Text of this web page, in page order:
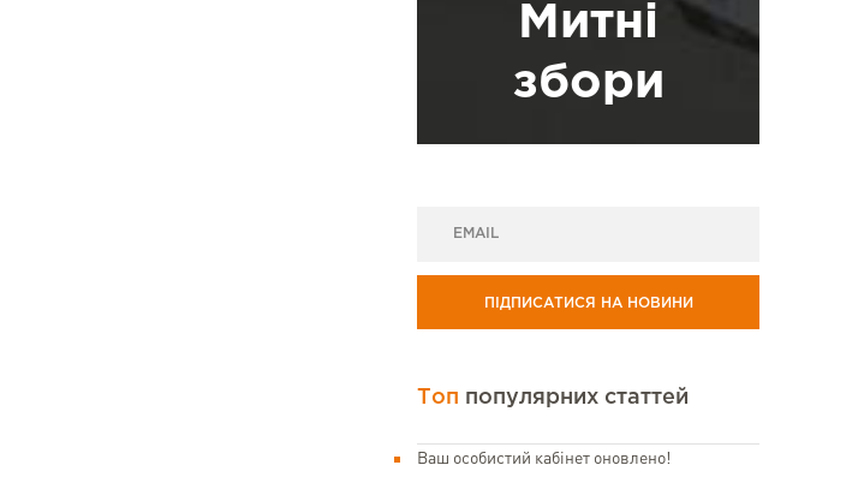
Митні
збори
ПІДПИСАТИСЯ НА НОВИНИ
Топ популярних статтей
Ваш особистий кабінет оновлено!